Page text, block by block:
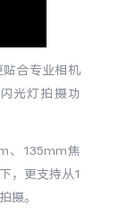
X300
TWS 5e
合专业相机
光灯拍摄功
、135mm焦
，更支持从1
摄。